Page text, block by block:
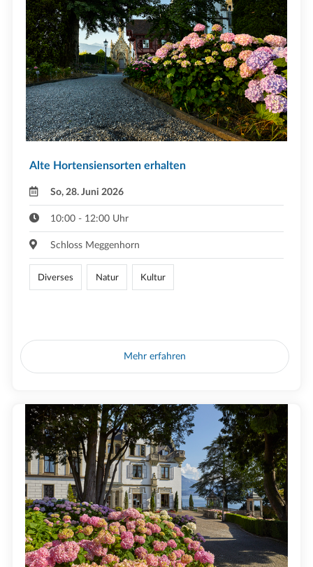
Alte Hortensiensorten erhalten
So, 28. Juni 2026
10:00 - 12:00 Uhr
Schloss Meggenhorn
Diverses Natur Kultur
Mehr erfahren